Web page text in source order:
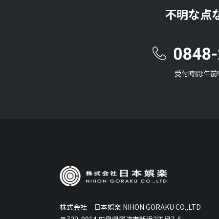
不明な点
受付時間:午
株式会社 日本娯楽 NIHON GORAKU CO.,LTD